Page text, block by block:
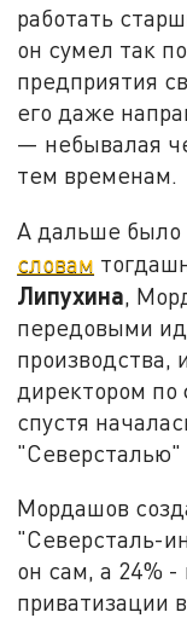
работать
он сумел так
предприятия
его даже
— небывалая
тем временам.
А дальше было
словам
Липухина,
передовыми
производства,
директором по
спустя
Мордашов
"Северсталь-
он сам, а 24% -
приватизации